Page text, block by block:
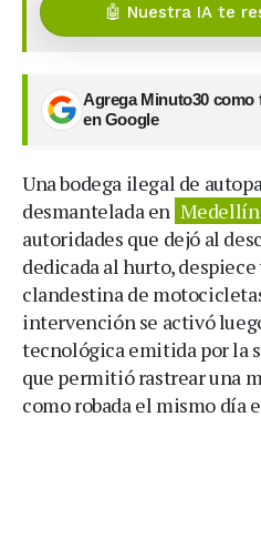
🤖 Nuestra IA te
Agrega Minuto30 como
en Google
Una bodega ilegal de
desmantelada en Medellín
autoridades que dejó al
dedicada al hurto,
clandestina de
intervención se activó
tecnológica emitida por la
que permitió rastrear una
como robada el mismo día